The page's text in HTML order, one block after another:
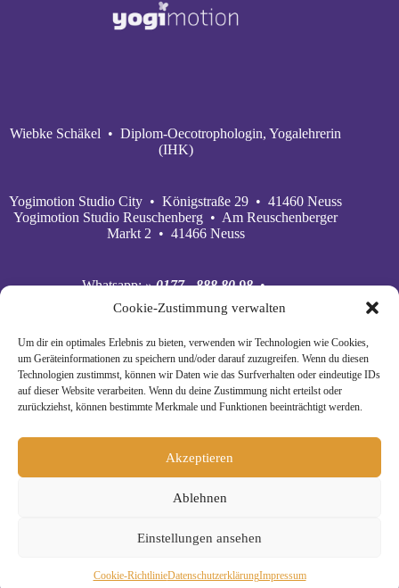
Cookie-Zustimmung verwalten
Um dir ein optimales Erlebnis zu bieten, verwenden wir Technologien wie Cookies,
um Geräteinformationen zu speichern und/oder darauf zuzugreifen. Wenn du diesen
Technologien zustimmst, können wir Daten wie das Surfverhalten oder eindeutige IDs
auf dieser Website verarbeiten. Wenn du deine Zustimmung nicht erteilst oder
zurückziehst, können bestimmte Merkmale und Funktionen beeinträchtigt werden.
Akzeptieren
Ablehnen
Einstellungen ansehen
Cookie-RichtlinieDaten­schutz­erklä­rungImpressum
Wiebke Schäkel • Diplom-Oecotrophologin, Yogalehrerin
(IHK)
Yogimotion Studio City • Königstraße 29 • 41460 Neuss
Yogimotion Studio Reuschenberg • Am Reuschenberger
Markt 2 • 41466 Neuss
Whatsapp:» 0177 - 888 80 98•
Mobil:
» 0177 - 888 80 98
E‑Mail:» wiebke@yogimotion.de•
Youtube:» yogimotion• XING:» Wiebke Schäkel
© Copyright 2024 Yogimotion •» Impressum•